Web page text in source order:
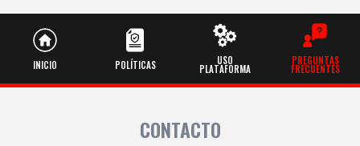
INICIO POLÍTICAS USO
PLATAFORMA
PREGUNTAS
FRECUENTES
CONTACTO